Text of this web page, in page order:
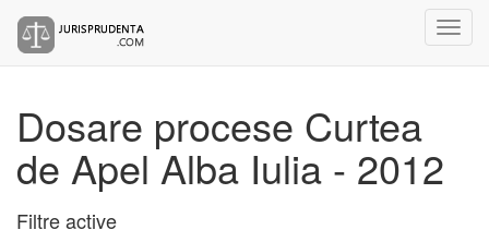
Dosare procese Curtea
de Apel Alba Iulia - 2012
Filtre active